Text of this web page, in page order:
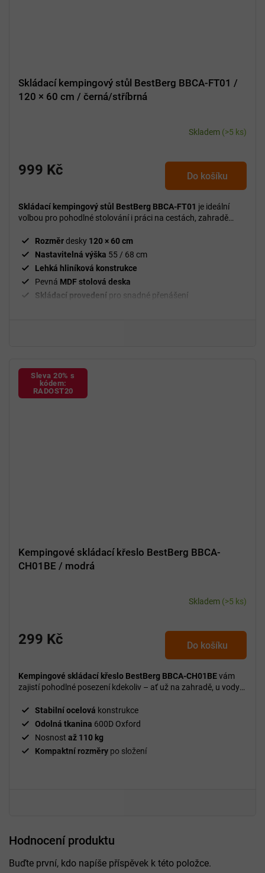
Skládací kempingový stůl BestBerg BBCA-FT01 /
120 × 60 cm / černá/stříbrná
Skladem (>5 ks)
999 Kč Do košíku
Skládací kempingový stůl BestBerg BBCA-FT01 je ideální
volbou pro pohodlné stolování i práci na cestách, zahradě
Rozměrdesky 120 × 60 cm
Nastavitelná výška 55 / 68 cm
Lehká hliníková konstrukce
Pevná MDF stolová deska
Skládací provedení pro snadné přenášení
Sleva 20% s
kódem:
RADOST20
Kempingové skládací křeslo BestBerg BBCA-
CH01BE / modrá
Skladem (>5 ks)
299 Kč Do košíku
Kempingové skládací křeslo BestBerg BBCA-CH01BEvám
zajistí pohodlné posezení kdekoliv – ať už na zahradě, u vody
Stabilní ocelová konstrukce
Odolná tkanina 600D Oxford
Nosnost až 110 kg
Kompaktní rozměry po složení
Hodnocení produktu
Buďte první, kdo napíše příspěvek k této položce.